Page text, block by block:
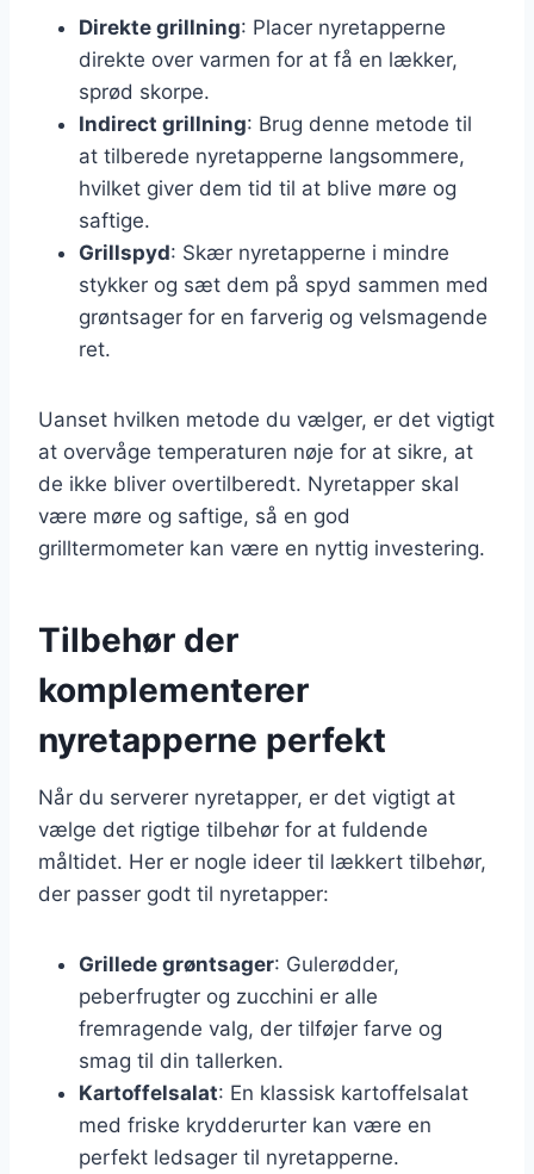
Direkte grillning: Placer nyretapperne
direkte over varmen for at få en lækker,
sprød skorpe.
Indirect grillning: Brug denne metode til
at tilberede nyretapperne langsommere,
hvilket giver dem tid til at blive møre og
saftige.
Grillspyd: Skær nyretapperne i mindre
stykker og sæt dem på spyd sammen med
grøntsager for en farverig og velsmagende
ret.
Uanset hvilken metode du vælger, er det vigtigt
at overvåge temperaturen nøje for at sikre, at
de ikke bliver overtilberedt. Nyretapper skal
være møre og saftige, så en god
grilltermometer kan være en nyttig investering.
Tilbehør der
komplementerer
nyretapperne perfekt
Når du serverer nyretapper, er det vigtigt at
vælge det rigtige tilbehør for at fuldende
måltidet. Her er nogle ideer til lækkert tilbehør,
der passer godt til nyretapper:
Grillede grøntsager: Gulerødder,
peberfrugter og zucchini er alle
fremragende valg, der tilføjer farve og
smag til din tallerken.
Kartoffelsalat: En klassisk kartoffelsalat
med friske krydderurter kan være en
perfekt ledsager til nyretapperne.